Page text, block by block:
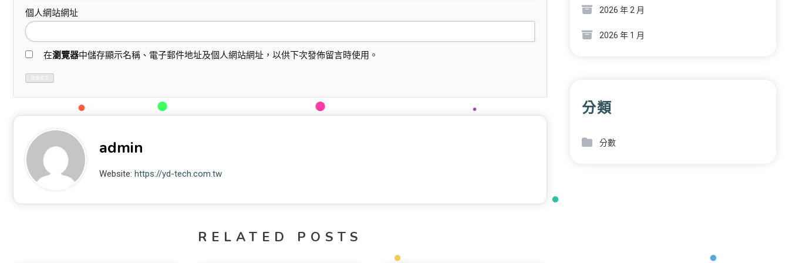
個人網站網址
在瀏覽器中儲存顯示名稱、電子郵件地址及個人網站網址，以供下次發佈留言時使用。
admin
Website: https://yd-tech.com.tw
RELATED POSTS
2026 年 2 月
2026 年 1 月
分類
分數